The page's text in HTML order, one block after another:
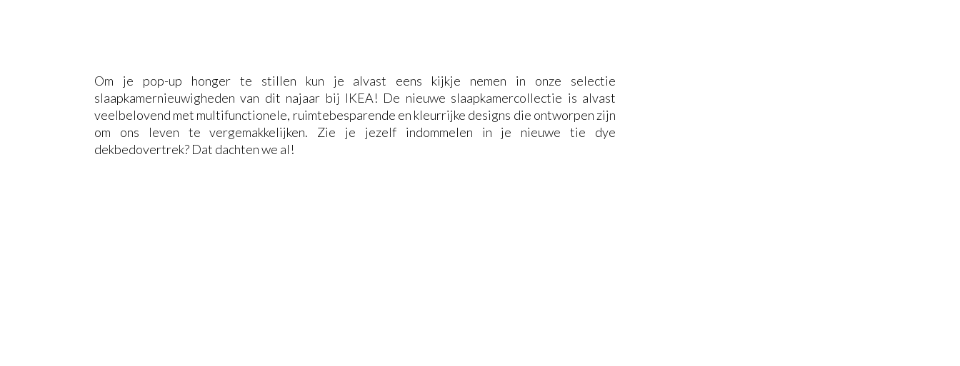
Om je pop-up honger te stillen kun je alvast eens kijkje nemen in onze selectie
slaapkamernieuwigheden van dit najaar bij IKEA! De nieuwe slaapkamercollectie is alvast
veelbelovend met multifunctionele, ruimtebesparende en kleurrijke designs die ontworpen zijn
om ons leven te vergemakkelijken. Zie je jezelf indommelen in je nieuwe tie dye
dekbedovertrek? Dat dachten we al!